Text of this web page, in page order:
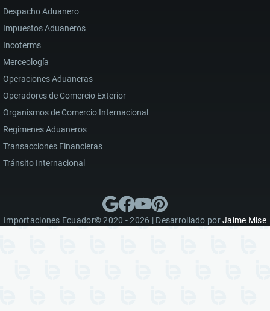
Despacho Aduanero
Impuestos Aduaneros
Incoterms
Merceología
Operaciones Aduaneras
Operadores de Comercio Exterior
Organismos de Comercio Internacional
Regímenes Aduaneros
Transacciones Financieras
Tránsito Internacional
Importaciones Ecuador© 2020 - 2026 | Desarrollado porJaime Mise